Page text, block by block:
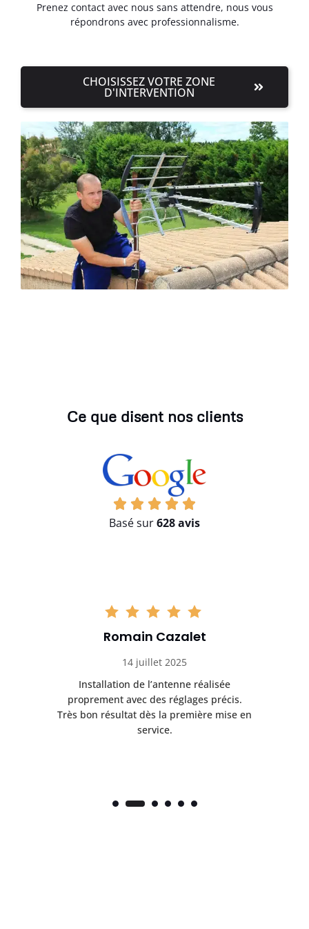
Prenez contact avec nous sans attendre, nous vous
répondrons avec professionnalisme.
CHOISISSEZ VOTRE ZONE
D'INTERVENTION
Ce que disent nos clients
Basé sur628 avis
Romain Cazalet
14 juillet 2025
Installation de l’antenne réalisée
proprement avec des réglages précis.
Très bon résultat dès la première mise en
service.